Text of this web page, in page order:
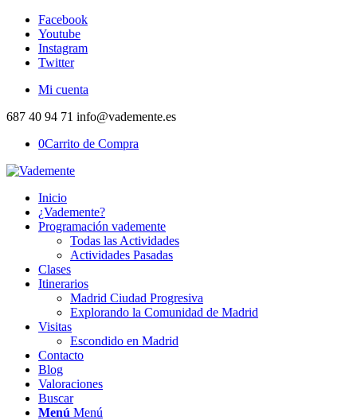
Facebook
Youtube
Instagram
Twitter
Mi cuenta
687 40 94 71 info@vademente.es
0Carrito de Compra
Inicio
¿Vademente?
Programación vademente
Todas las Actividades
Actividades Pasadas
Clases
Itinerarios
Madrid Ciudad Progresiva
Explorando la Comunidad de Madrid
Visitas
Escondido en Madrid
Contacto
Blog
Valoraciones
Buscar
Menú Menú